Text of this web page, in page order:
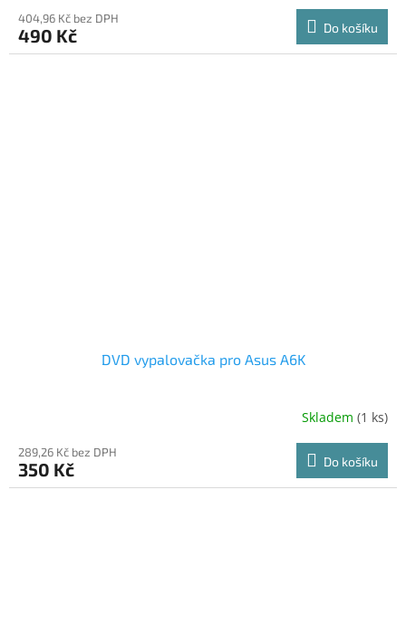
404,96 Kč bez DPH
490 Kč Do košíku
DVD vypalovačka pro Asus A6K
Skladem (1 ks)
289,26 Kč bez DPH
350 Kč Do košíku